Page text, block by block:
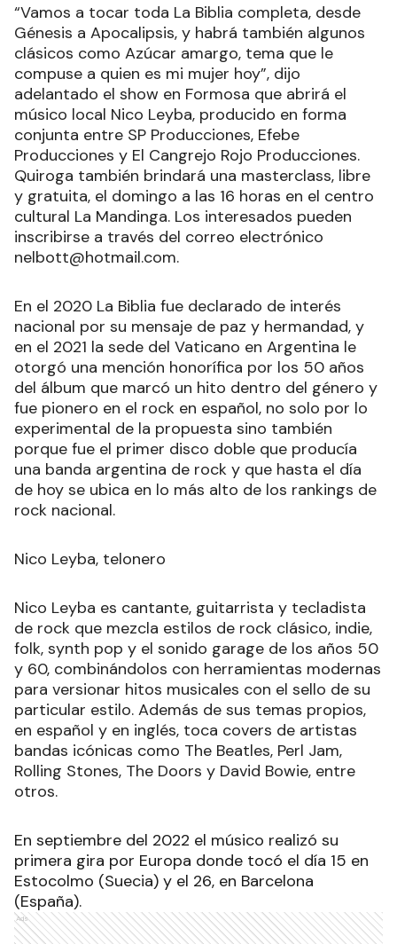
“Vamos a tocar toda La Biblia completa, desde
Génesis a Apocalipsis, y habrá también algunos
clásicos como Azúcar amargo, tema que le
compuse a quien es mi mujer hoy”, dijo
adelantado el show en Formosa que abrirá el
músico local Nico Leyba, producido en forma
conjunta entre SP Producciones, Efebe
Producciones y El Cangrejo Rojo Producciones.
Quiroga también brindará una masterclass, libre
y gratuita, el domingo a las 16 horas en el centro
cultural La Mandinga. Los interesados pueden
inscribirse a través del correo electrónico
nelbott@hotmail.com.
En el 2020 La Biblia fue declarado de interés
nacional por su mensaje de paz y hermandad, y
en el 2021 la sede del Vaticano en Argentina le
otorgó una mención honorífica por los 50 años
del álbum que marcó un hito dentro del género y
fue pionero en el rock en español, no solo por lo
experimental de la propuesta sino también
porque fue el primer disco doble que producía
una banda argentina de rock y que hasta el día
de hoy se ubica en lo más alto de los rankings de
rock nacional.
Nico Leyba, telonero
Nico Leyba es cantante, guitarrista y tecladista
de rock que mezcla estilos de rock clásico, indie,
folk, synth pop y el sonido garage de los años 50
y 60, combinándolos con herramientas modernas
para versionar hitos musicales con el sello de su
particular estilo. Además de sus temas propios,
en español y en inglés, toca covers de artistas
bandas icónicas como The Beatles, Perl Jam,
Rolling Stones, The Doors y David Bowie, entre
otros.
En septiembre del 2022 el músico realizó su
primera gira por Europa donde tocó el día 15 en
Estocolmo (Suecia) y el 26, en Barcelona
(España).
Ads